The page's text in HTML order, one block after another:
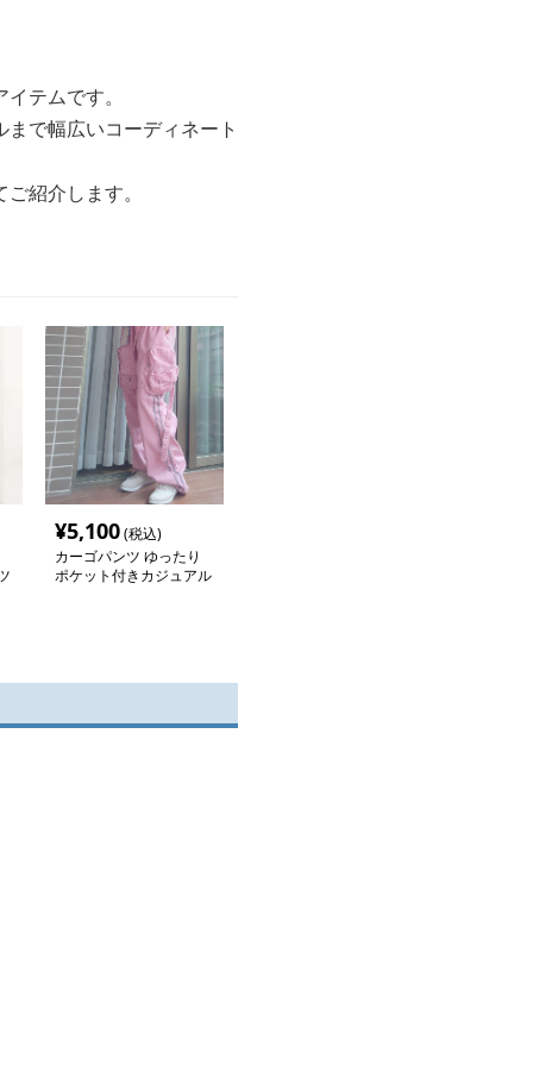
テムです。
で幅広いコーディネート
紹介します。
¥5,100(税込)
カーゴパンツ ゆったり
ポケット付きカジュアル